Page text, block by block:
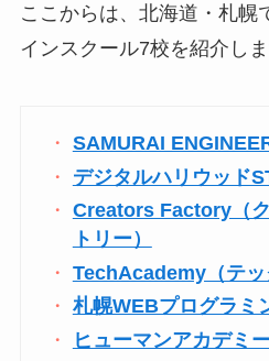
ここからは、北海道・札幌
インスクール7校を紹介しま
SAMURAI
デジタルハリウッド
Creators Factory（
トリー）
TechAcademy（テッ
札幌WEBプログラミ
ヒューマンアカデミ